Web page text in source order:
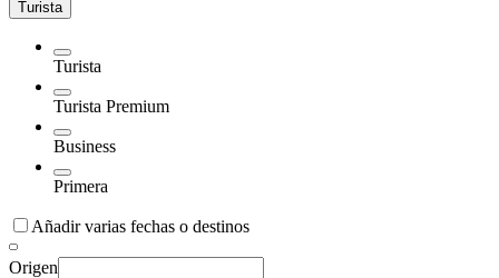
Turista
Turista
Turista Premium
Business
Primera
Añadir varias fechas o destinos
Origen